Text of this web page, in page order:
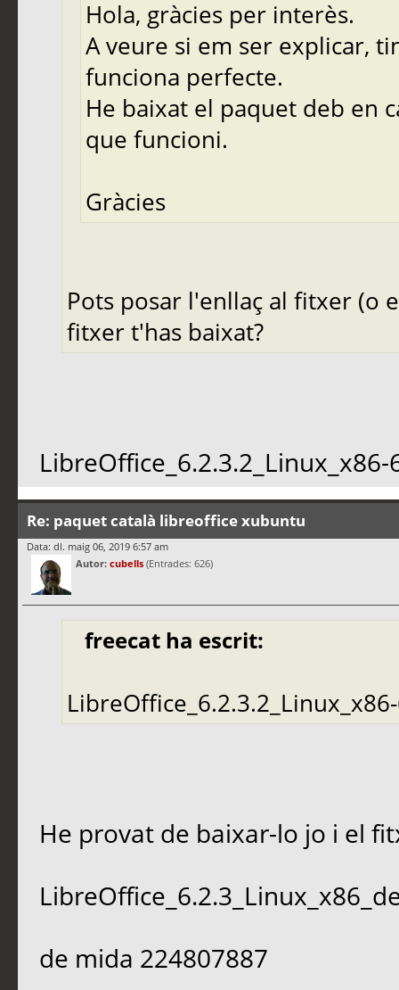
Hola, gràcies per interès.
A veure si em ser explicar,
funciona perfecte.
He baixat el paquet deb en
que funcioni.
Gràcies
Pots posar l'enllaç al fitxer (o
fitxer t'has baixat?
Re: paquet català libreoffice xubuntu
Data: dl. maig 06, 2019 6:57 am
Autor: cubells (Entrades: 626)
freecat ha escrit:
He provat de baixar-lo jo i el
de mida 224807887